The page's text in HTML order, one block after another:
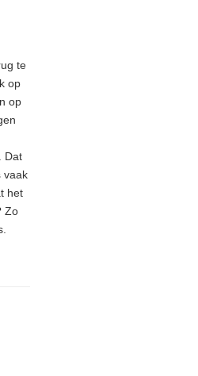
te
op
op
Dat
vaak
het
Zo